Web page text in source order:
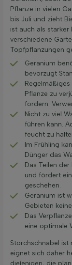
Pflanze in vielen
bis Juli und zieht
ist auch als
verschiedene
Topfpflanzungen
Geranium
bevorzugt
Pflanze zu
fördern.
Nicht zu viel
führen kann.
feucht zu
Im Frühling
Dünger das
Das Teilen
und fördert
geschehen.
Geranium ist
Gebieten
Das
eine optimale
Storchschnabel ist
eignet sich daher
diejenigen, die